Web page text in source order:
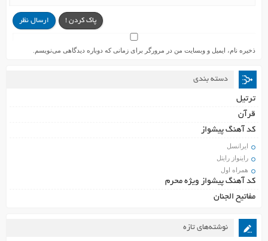
ارسال نظر پاک کردن !
ذخیره نام، ایمیل و وبسایت من در مرورگر برای زمانی که دوباره دیدگاهی می‌نویسم.
دسته بندی
ترتیل
قرآن
کد آهنگ پیشواز
ایرانسل
راینواز رایتل
همراه اول
کد آهنگ پیشواز ویژه محرم
مفاتیح الجنان
نوشته‌های تازه